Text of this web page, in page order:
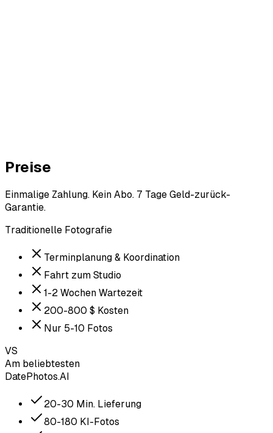
Preise
Einmalige Zahlung. Kein Abo. 7 Tage Geld-zurück-
Garantie.
Traditionelle Fotografie
Terminplanung & Koordination
Fahrt zum Studio
1-2 Wochen Wartezeit
200-800 $ Kosten
Nur 5-10 Fotos
VS
Am beliebtesten
DatePhotos.AI
20-30 Min. Lieferung
80-180 KI-Fotos